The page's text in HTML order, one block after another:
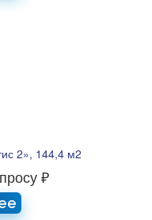
2», 144,4 м2
₽